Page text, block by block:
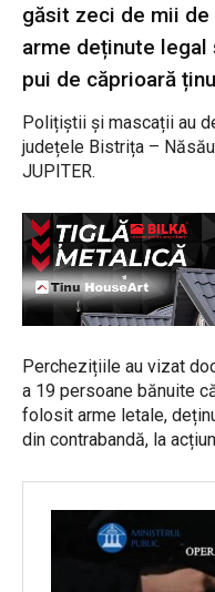
găsit zeci de mii
arme deținute
pui de căprioară
Polițiștii și mascații au
județele Bistrița –
JUPITER.
Perchezițiile au vizat
a 19 persoane bănuite
folosit arme letale,
din contrabandă, la